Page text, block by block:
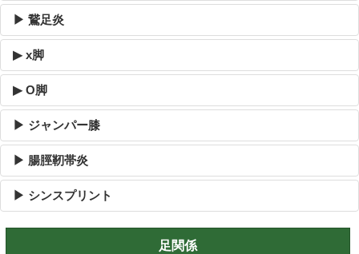
▶ 鵞足炎
▶ x脚
▶ O脚
▶ ジャンパー膝
▶ 腸脛靭帯炎
▶ シンスプリント
足関係